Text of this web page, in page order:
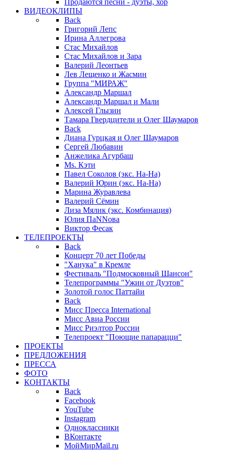
Продаются песни - дуэты, хор
ВИДЕОКЛИПЫ
Back
Григорий Лепс
Ирина Аллегрова
Стас Михайлов
Стас Михайлов и Зара
Валерий Леонтьев
Лев Лещенко и Жасмин
Группа "МИРАЖ"
Александр Маршал
Александр Маршал и Мали
Алексей Глызин
Тамара Гвердцители и Олег Шаумаров
Back
Диана Гурцкая и Олег Шаумаров
Сергей Любавин
Анжелика Агурбаш
Ms. Кэти
Павел Соколов (экс. На-На)
Валерий Юрин (экс. На-На)
Марина Журавлева
Валерий Сёмин
Лиза Мялик (экс. Комбинация)
Юлия ПаNNова
Виктор Фесак
ТЕЛЕПРОЕКТЫ
Back
Концерт 70 лет Победы
"Ханука" в Кремле
Фестиваль "Подмосковный Шансон"
Телепрограммы "Ужин от Дуэтов"
Золотой голос Паттайи
Back
Мисс Пресса International
Мисс Авиа России
Мисс Риэлтор России
Телепроект "Поющие папарацци"
ПРОЕКТЫ
ПРЕДЛОЖЕНИЯ
ПРЕССА
ФОТО
КОНТАКТЫ
Back
Facebook
YouTube
Instagram
Одноклассники
ВКонтакте
МойМирMail.ru